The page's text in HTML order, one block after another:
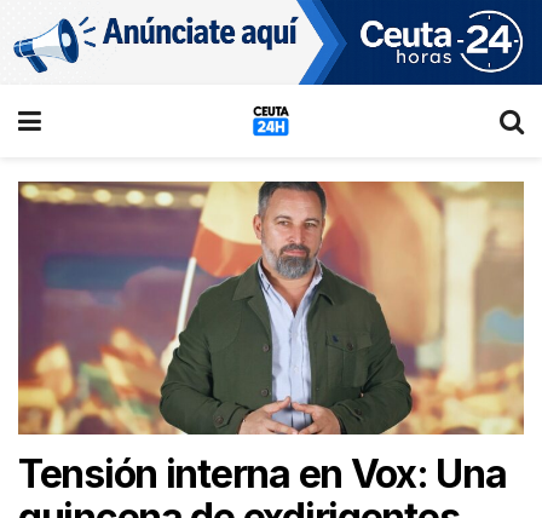
Tensión interna en Vox: Una